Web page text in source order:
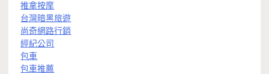
推拿按摩
台灣暗黑旅遊
尚奇網路行銷
經紀公司
包車
包車推薦